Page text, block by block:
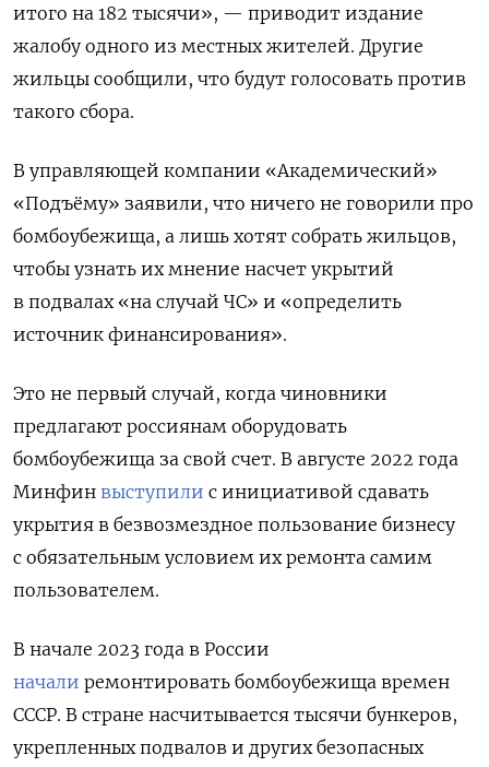
итого на 182 тысячи», — приводит издание
жалобу одного из местных жителей. Другие
жильцы сообщили, что будут голосовать против
такого сбора.
В управляющей компании «Академический»
«Подъёму» заявили, что ничего не говорили про
бомбоубежища, а лишь хотят собрать жильцов,
чтобы узнать их мнение насчет укрытий
в подвалах «на случай ЧС» и «определить
источник финансирования».
Это не первый случай, когда чиновники
предлагают россиянам оборудовать
бомбоубежища за свой счет. В августе 2022 года
Минфин выступили с инициативой сдавать
укрытия в безвозмездное пользование бизнесу
с обязательным условием их ремонта самим
пользователем.
В начале 2023 года в России
начали ремонтировать бомбоубежища времен
СССР. В стране насчитывается тысячи бункеров,
укрепленных подвалов и других безопасных